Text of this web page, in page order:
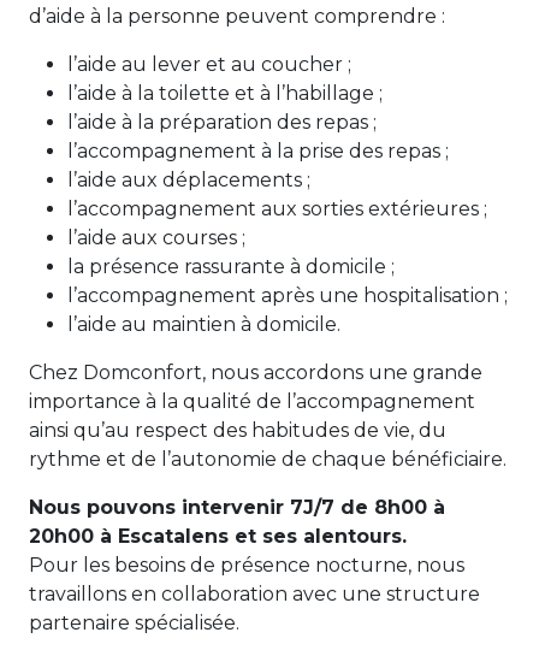
d’aide à la personne peuvent comprendre :
l’aide au lever et au coucher ;
l’aide à la toilette et à l’habillage ;
l’aide à la préparation des repas ;
l’accompagnement à la prise des repas ;
l’aide aux déplacements ;
l’accompagnement aux sorties extérieures ;
l’aide aux courses ;
la présence rassurante à domicile ;
l’accompagnement après une hospitalisation ;
l’aide au maintien à domicile.
Chez Domconfort, nous accordons une grande
importance à la qualité de l’accompagnement
ainsi qu’au respect des habitudes de vie, du
rythme et de l’autonomie de chaque bénéficiaire.
Nous pouvons intervenir 7J/7 de 8h00 à
20h00 à Escatalens et ses alentours.
Pour les besoins de présence nocturne, nous
travaillons en collaboration avec une structure
partenaire spécialisée.